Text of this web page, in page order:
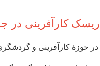
کارآفرینی در
حوزۀ کارآفرینی و